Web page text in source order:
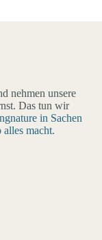
nehmen unsere
Das tun wir
in Sachen
macht.